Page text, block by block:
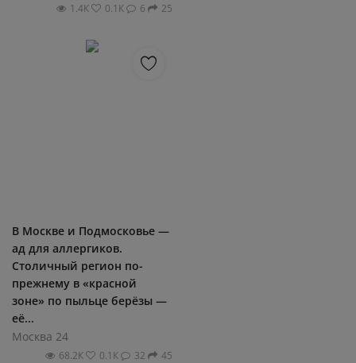
1.4К 0.1К 6 25
В Москве и Подмосковье —
ад для аллергиков.
Столичный регион по-
прежнему в «красной
зоне» по пыльце берёзы —
её...
Москва 24
68.2К 0.1К 32 45